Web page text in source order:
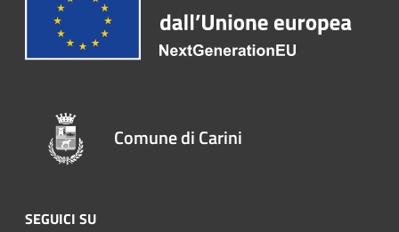
Comune di Carini
SEGUICI SU